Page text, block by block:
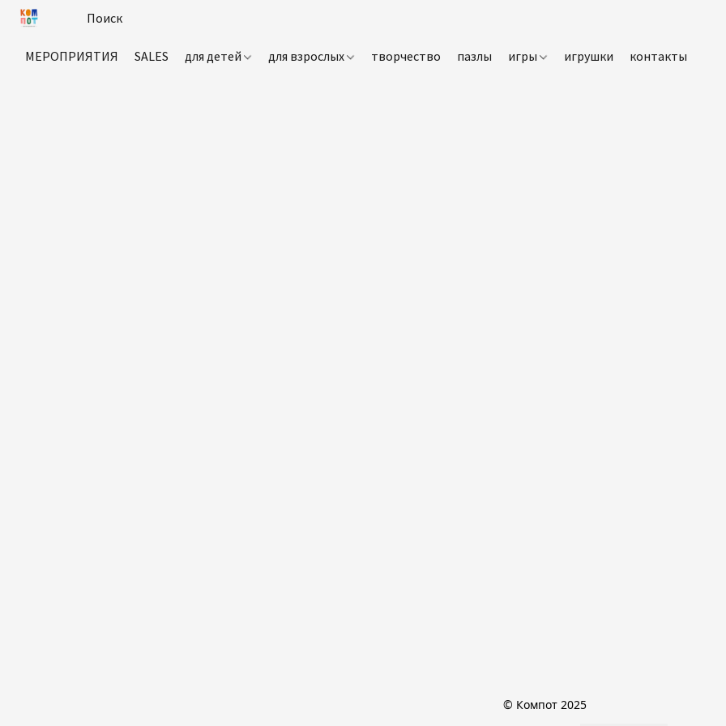
МЕРОПРИЯТИЯ SALES для детей для взрослых творчество пазлы игры игрушки контакты
© Компот 2025